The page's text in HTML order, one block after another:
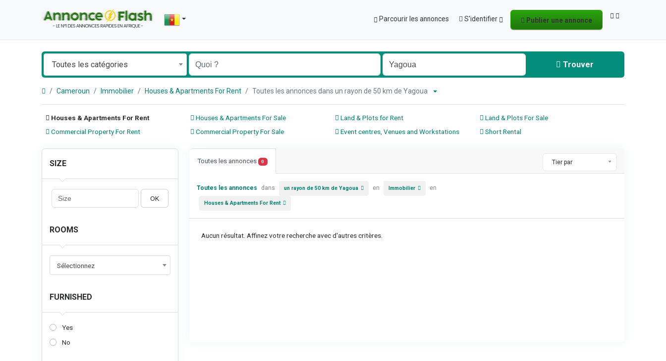
Parcourir les annonces S'identifier Publier une annonce
Toutes les catégories Trouver
Cameroun Immobilier Houses & Apartments For Rent Toutes les annonces dans un rayon de 50 km de Yagoua
Houses & Apartments For Rent Houses & Apartments For Sale Land & Plots for Rent
Land & Plots For Sale
Commercial Property For Rent
Commercial Property For Sale Event centres, Venues and Workstations Short Rental
SIZE
OK
ROOMS
Sélectionnez
FURNISHED
Yes
No
Toutes les annonces 0 Tier par
Toutes les annonces dans un rayon de 50 km de Yagoua en Immobilier en
Houses & Apartments For Rent
Aucun résultat. Affinez votre recherche avec d'autres critères.